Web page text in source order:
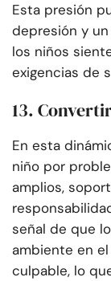
Esta presión
depresión y
los niños
exigencias de
13.
En esta
niño por
amplios,
señal de que
ambiente en
culpable, lo